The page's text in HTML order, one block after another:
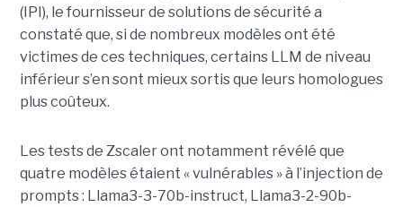
(IPI), le fournisseur de solutions de sécurité a
constaté que, si de nombreux modèles ont été
victimes de ces techniques, certains LLM de niveau
inférieur s’en sont mieux sortis que leurs homologues
plus coûteux.
Les tests de Zscaler ont notamment révélé que
quatre modèles étaient « vulnérables » à l’injection de
prompts : Llama3-3-70b-instruct, Llama3-2-90b-